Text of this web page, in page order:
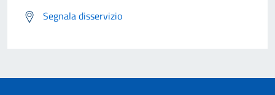
Segnala disservizio